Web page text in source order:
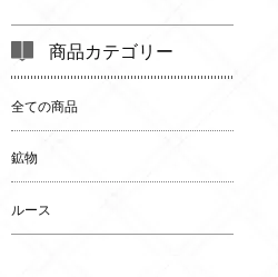
商品カテゴリー
全ての商品
鉱物
ルース